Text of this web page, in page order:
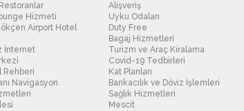
Alışveriş
Hizmeti
Uyku Odaları
Airport Hotel
Duty Free
Bagaj Hizmetleri
İnternet
Turizm ve Araç Kiralama
Covid-19 Tedbirleri
Rehberi
Kat Planları
Navigasyon
Bankacılık ve Döviz İşlemleri
Sağlık Hizmetleri
Mescit